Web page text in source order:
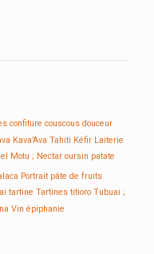
confiture couscous douceur
Kava’Ava Tahiti Kéfir Laiterie
Motu ; Nectar oursin patate
Portrait pâte de fruits
tartine Tartines titioro Tubuai ;
Vin épiphanie